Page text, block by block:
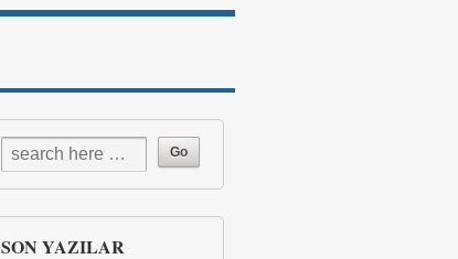
SON YAZILAR